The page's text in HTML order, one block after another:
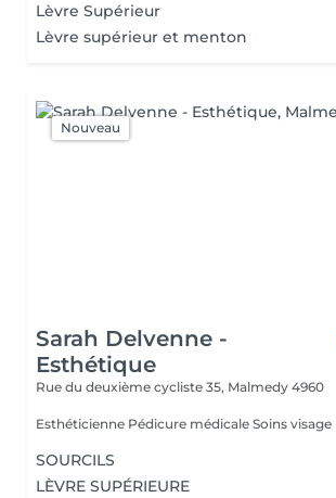
Lèvre Supérieur
Lèvre supérieur et menton
Nouveau
Sarah Delvenne -
Esthétique
Rue du deuxième cycliste 35, Malmedy 4960
Esthéticienne Pédicure médicale Soins visage
SOURCILS
LÈVRE SUPÉRIEURE